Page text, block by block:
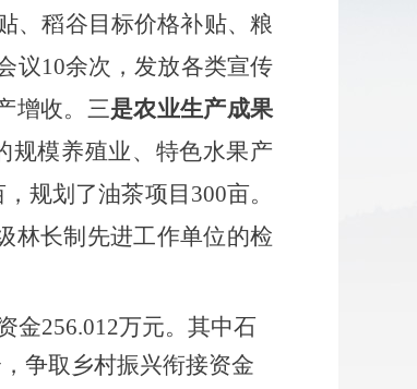
、稻谷目标价格补贴、粮
议10余次，发放各类宣传
增收。三是农业生产成果
规模养殖业、特色水果产
，规划了油茶项目300亩。
林长制先进工作单位的检
金256.012万元。其中石
争取乡村振兴衔接资金